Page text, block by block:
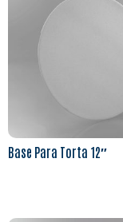
Base Para Torta 12″